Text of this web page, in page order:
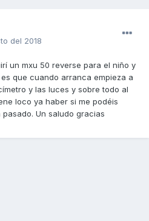
del 2018
un mxu 50 reverse para el niño y
que cuando arranca empieza a
y las luces y sobre todo al
loco ya haber si me podéis
Un saludo gracias